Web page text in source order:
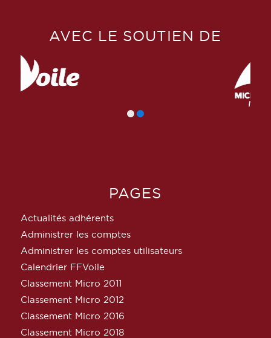
AVEC LE SOUTIEN DE
PAGES
Actualités adhérents
Administrer les comptes
Administrer les comptes utilisateurs
Calendrier FFVoile
Classement Micro 2011
Classement Micro 2012
Classement Micro 2016
Classement Micro 2018